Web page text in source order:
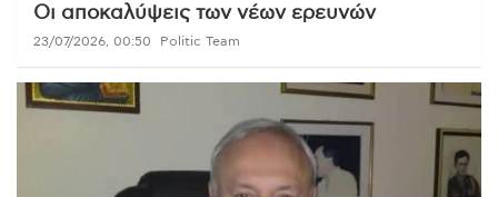
Οι αποκαλύψεις των νέων ερευνών
23/07/2026, 00:50 Politic Team